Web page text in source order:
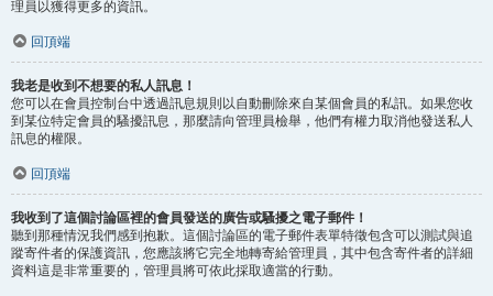
理員以獲得更多的資訊。
回頂端
我老是收到不想要的私人訊息！
您可以在會員控制台中透過訊息規則以自動刪除來自某個會員的私訊。如果您收
到某位特定會員的騷擾訊息，那麼請向管理員檢舉，他們有權力取消他發送私人
訊息的權限。
回頂端
我收到了這個討論區裡的會員發送的廣告或騷擾之電子郵件！
聽到那種情況我們感到抱歉。這個討論區的電子郵件表單特徵包含可以測試與追
蹤寄件者的保護資訊，您應該將它完全地轉寄給管理員，其中包含寄件者的詳細
資料這是非常重要的，管理員將可依此採取適當的行動。